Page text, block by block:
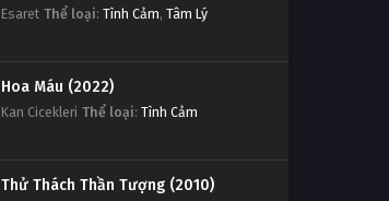
Esaret Thể loại: Tình Cảm, Tâm Lý
Hoa Máu (2022)
Kan Cicekleri Thể loại: Tình Cảm
Thử Thách Thần Tượng (2010)